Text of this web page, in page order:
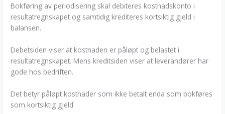
Bokføring av periodisering skal debiteres kostnadskonto i
resultatregnskapet og samtidig krediteres kortsiktig gjeld i
balansen.
Debetsiden viser at kostnaden er påløpt og belastet i
resultatregnskapet. Mens kreditsiden viser at leverandører har
gode hos bedriften.
Det betyr påløpt kostnader som ikke betalt enda som bokføres
som kortsiktig gjeld.